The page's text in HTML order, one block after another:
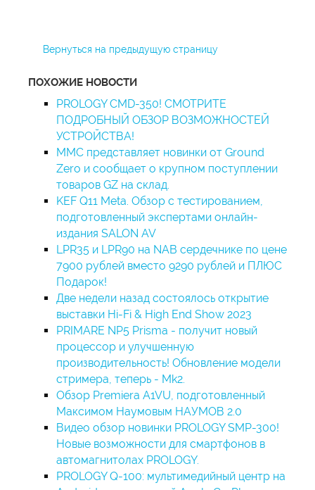
Вернуться на предыдущую страницу
ПОХОЖИЕ НОВОСТИ
PROLOGY CMD-350! СМОТРИТЕ
ПОДРОБНЫЙ ОБЗОР ВОЗМОЖНОСТЕЙ
УСТРОЙСТВА!
ММС представляет новинки от Ground
Zero и сообщает о крупном поступлении
товаров GZ на склад.
KEF Q11 Meta. Обзор с тестированием,
подготовленный экспертами онлайн-
издания SALON AV
LPR35 и LPR90 на NAB сердечнике по цене
7900 рублей вместо 9290 рублей и ПЛЮС
Подарок!
Две недели назад состоялось открытие
выставки Hi-Fi & High End Show 2023
PRIMARE NP5 Prisma - получит новый
процессор и улучшенную
производительность! Обновление модели
стримера, теперь - Mk2.
Обзор Premiera A1VU, подготовленный
Максимом Наумовым НАУМОВ 2.0
Видео обзор новинки PROLOGY SMP-300!
Новые возможности для смартфонов в
автомагнитолах PROLOGY.
PROLOGY Q-100: мультимедийный центр на